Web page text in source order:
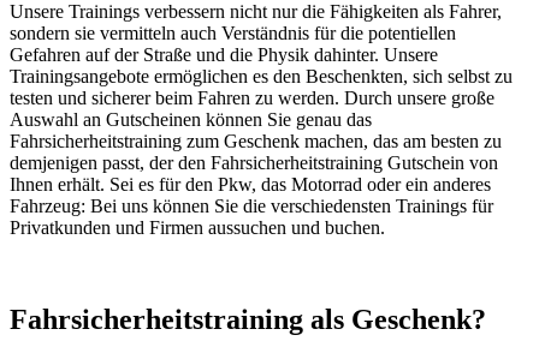
Unsere Trainings verbessern nicht nur die Fähigkeiten als Fahrer,
sondern sie vermitteln auch Verständnis für die potentiellen
Gefahren auf der Straße und die Physik dahinter. Unsere
Trainingsangebote ermöglichen es den Beschenkten, sich selbst zu
testen und sicherer beim Fahren zu werden. Durch unsere große
Auswahl an Gutscheinen können Sie genau das
Fahrsicherheitstraining zum Geschenk machen, das am besten zu
demjenigen passt, der den Fahrsicherheitstraining Gutschein von
Ihnen erhält. Sei es für den Pkw, das Motorrad oder ein anderes
Fahrzeug: Bei uns können Sie die verschiedensten Trainings für
Privatkunden und Firmen aussuchen und buchen.
Fahrsicherheitstraining als Geschenk?